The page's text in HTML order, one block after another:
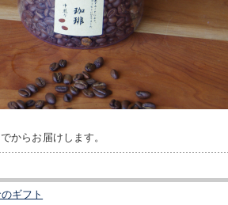
からお届けします。
ギフト